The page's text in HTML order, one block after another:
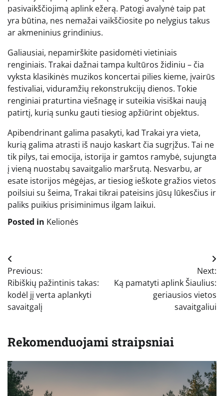
pasivaikščiojimą aplink ežerą. Patogi avalynė taip pat
yra būtina, nes nemažai vaikščiosite po nelygius takus
ar akmeninius grindinius.
Galiausiai, nepamirškite pasidomėti vietiniais
renginiais. Trakai dažnai tampa kultūros židiniu – čia
vyksta klasikinės muzikos koncertai pilies kieme, įvairūs
festivaliai, viduramžių rekonstrukcijų dienos. Tokie
renginiai praturtina viešnagę ir suteikia visiškai naują
patirtį, kurią sunku gauti tiesiog apžiūrint objektus.
Apibendrinant galima pasakyti, kad Trakai yra vieta,
kurią galima atrasti iš naujo kaskart čia sugrįžus. Tai ne
tik pilys, tai emocija, istorija ir gamtos ramybė, sujungta
į vieną nuostabų savaitgalio maršrutą. Nesvarbu, ar
esate istorijos mėgėjas, ar tiesiog ieškote gražios vietos
poilsiui su šeima, Trakai tikrai pateisins jūsų lūkesčius ir
paliks puikius prisiminimus ilgam laikui.
Posted in Kelionės
Navigacija
tarp
įrašų
Previous:
Ribiškių pažintinis takas:
kodėl jį verta aplankyti
savaitgalį
Next:
Ką pamatyti aplink Šiaulius:
geriausios vietos
savaitgaliui
Rekomenduojami straipsniai